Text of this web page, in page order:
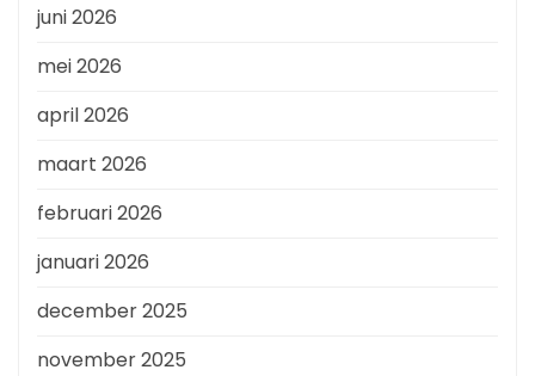
juni 2026
mei 2026
april 2026
maart 2026
februari 2026
januari 2026
december 2025
november 2025